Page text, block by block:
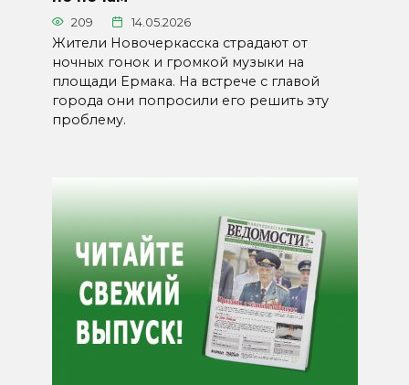
209 14.05.2026
Жители Новочеркасска страдают от
ночных гонок и громкой музыки на
площади Ермака. На встрече с главой
города они попросили его решить эту
проблему.